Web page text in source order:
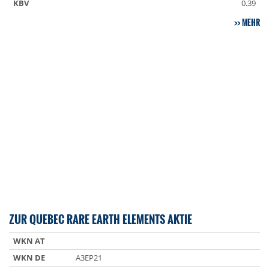
KBV 0.39
MEHR
ZUR QUEBEC RARE EARTH ELEMENTS AKTIE
WKN AT
WKN DE
A3EP21